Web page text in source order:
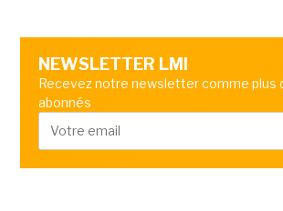
NEWSLETTER LMI
Recevez notre newsletter comme plus
abonnés